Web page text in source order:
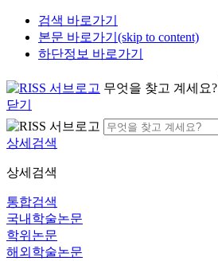
검색 바로가기
본문 바로가기(skip to content)
하단정보 바로가기
무엇을 찾고 계세요?
닫기
상세검색
상세검색
통합검색
국내학술논문
학위논문
해외학술논문